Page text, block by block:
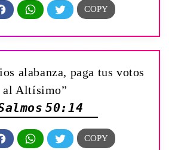
alabanza, paga tus votos
al Altísimo”
50:14